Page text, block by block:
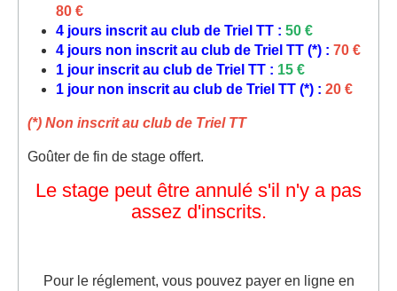
80 €
4 jours inscrit au club de Triel TT : 50 €
4 jours non inscrit au club de Triel TT (*) : 70 €
1 jour inscrit au club de Triel TT : 15 €
1 jour non inscrit au club de Triel TT (*) : 20 €
(*) Non inscrit au club de Triel TT
Goûter de fin de stage offert.
Le stage peut être annulé s'il n'y a pas
assez d'inscrits.
Pour le réglement, vous pouvez payer en ligne en